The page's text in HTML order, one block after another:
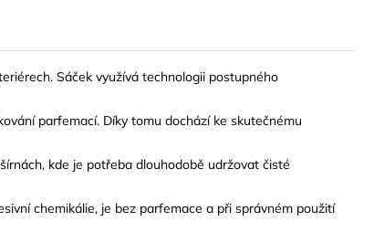
Sáček využívá technologii postupného
parfemací. Díky tomu dochází ke skutečnému
kde je potřeba dlouhodobě udržovat čisté
chemikálie, je bez parfemace a při správném použití